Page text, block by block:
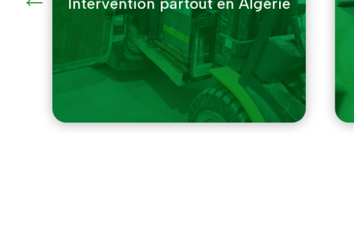
Documents & traçabilité
réglementaire